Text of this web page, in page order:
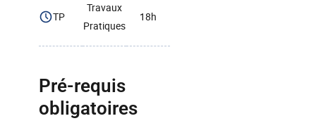
TP
Travaux
Pratiques
18h
Pré-requis
obligatoires